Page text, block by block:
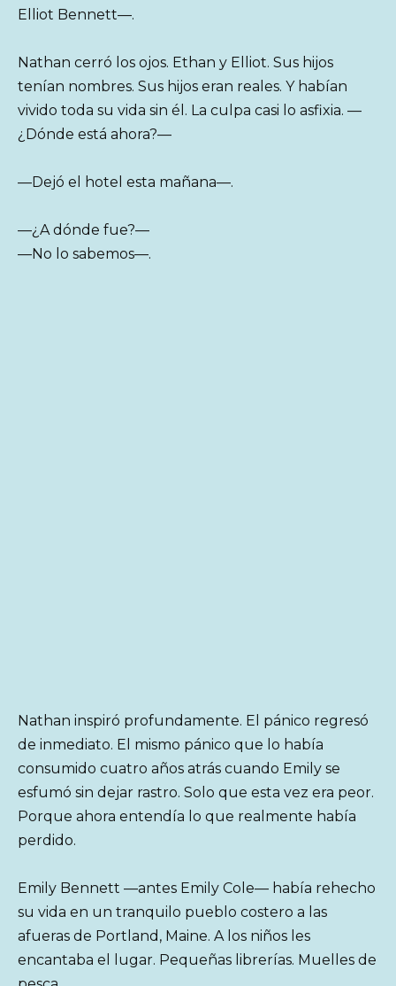
Elliot Bennett—.
Nathan cerró los ojos. Ethan y Elliot. Sus hijos
tenían nombres. Sus hijos eran reales. Y habían
vivido toda su vida sin él. La culpa casi lo asfixia. —
¿Dónde está ahora?—
—Dejó el hotel esta mañana—.
—¿A dónde fue?—
—No lo sabemos—.
Nathan inspiró profundamente. El pánico regresó
de inmediato. El mismo pánico que lo había
consumido cuatro años atrás cuando Emily se
esfumó sin dejar rastro. Solo que esta vez era peor.
Porque ahora entendía lo que realmente había
perdido.
Emily Bennett —antes Emily Cole— había rehecho
su vida en un tranquilo pueblo costero a las
afueras de Portland, Maine. A los niños les
encantaba el lugar. Pequeñas librerías. Muelles de